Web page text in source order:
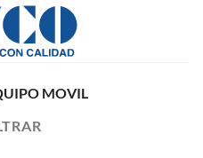
MOVIL